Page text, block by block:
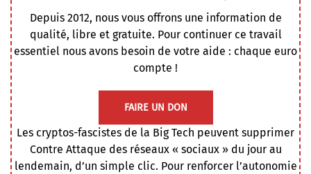
Depuis 2012, nous vous offrons une information de
qualité, libre et gratuite. Pour continuer ce travail
essentiel nous avons besoin de votre aide : chaque euro
compte !
FAIRE UN DON
Les cryptos-fascistes de la Big Tech peuvent supprimer
Contre Attaque des réseaux « sociaux » du jour au
lendemain, d’un simple clic. Pour renforcer l’autonomie